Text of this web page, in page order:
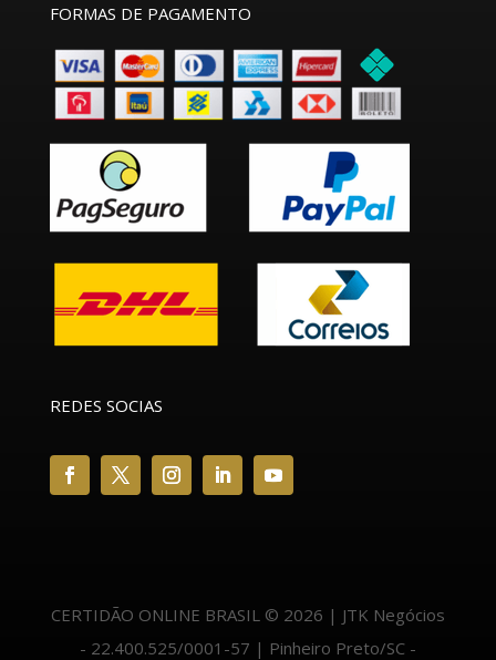
FORMAS DE PAGAMENTO
REDES SOCIAS
CERTIDÃO ONLINE BRASIL © 2026 | JTK Negócios
- 22.400.525/0001-57 | Pinheiro Preto/SC -